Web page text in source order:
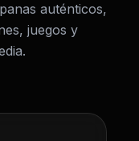
auténticos,
juegos y